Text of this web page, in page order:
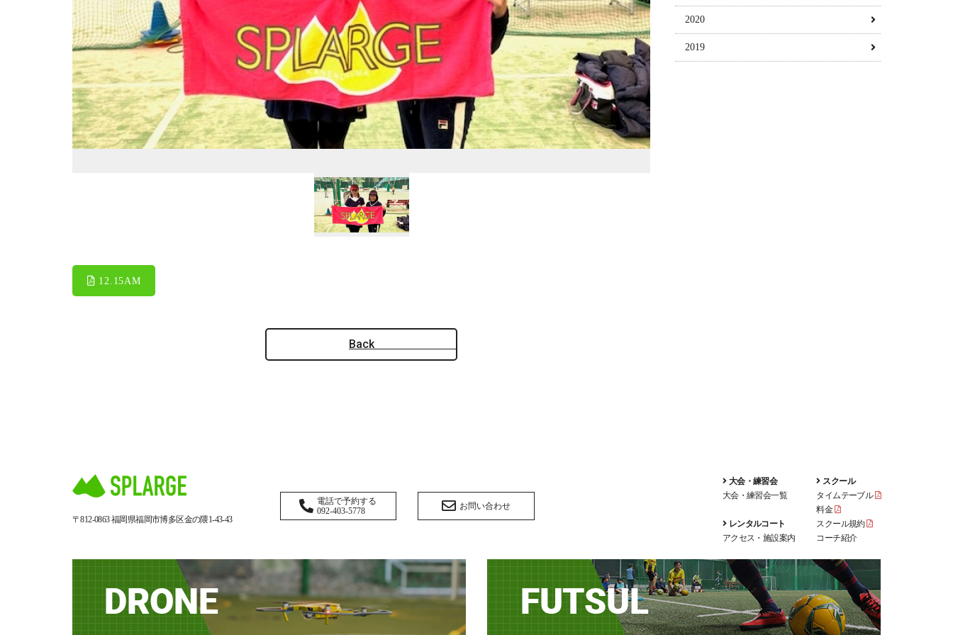
2020
2019
12.15AM
Back
〒812-0863福岡県福岡市博多区金の隈1-43-43
電話で予約する
092-403-5778
お問い合わせ
大会・練習会
大会・練習会一覧
レンタルコート
アクセス・施設案内
スクール
タイムテーブル
料金
スクール規約
コーチ紹介